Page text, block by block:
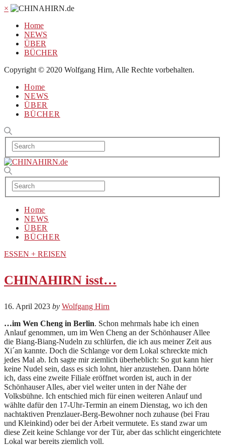
×
Home
NEWS
ÜBER
BÜCHER
Copyright © 2020 Wolfgang Hirn, Alle Rechte vorbehalten.
Home
NEWS
ÜBER
BÜCHER
Home
NEWS
ÜBER
BÜCHER
ESSEN + REISEN
CHINAHIRN isst…
16. April 2023 by Wolfgang Hirn
…im Wen Cheng in Berlin. Schon mehrmals habe ich einen
Anlauf genommen, um im Wen Cheng an der Schönhauser Allee
die Biang-Biang-Nudeln zu schlürfen, die ich aus meiner Zeit aus
Xi´an kannte. Doch die Schlange vor dem Lokal schreckte mich
jedes Mal ab. Ich sagte mir ziemlich überheblich: So gut kann hier
keine Nudel sein, dass es sich lohnt, hier anzustehen. Dann hörte
ich, dass eine zweite Filiale eröffnet worden ist, auch in der
Schönhauser Alles, aber viel weiter unten in der Nähe der
Volksbühne. Ich entschied mich für einen weiteren Anlauf und
wählte dafür den 17-Uhr-Termin an einem Dienstag, wo ich den
nachtaktiven Prenzlauer-Berg-Bewohner noch zuhause (bei Frau
und Kleinkind) oder bei der Arbeit vermutete. Es stand zwar um
diese Zeit keine Schlange vor der Tür, aber das schlicht eingerichtete
Lokal war bereits ziemlich voll.